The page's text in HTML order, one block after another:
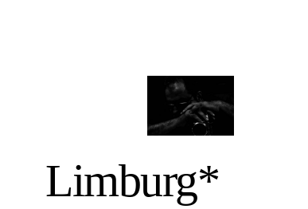
Limburg*